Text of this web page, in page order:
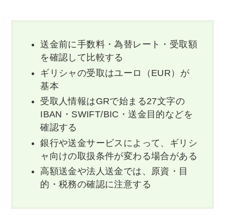
送金前に手数料・為替レート・受取額
を確認して比較する
ギリシャの受取はユーロ（EUR）が
基本
受取人情報はGRで始まる27文字の
IBAN・SWIFT/BIC・送金目的などを
確認する
銀行や送金サービスによって、ギリシ
ャ向けの取扱条件が変わる場合がある
高額送金や法人送金では、原資・目
的・税務の確認に注意する